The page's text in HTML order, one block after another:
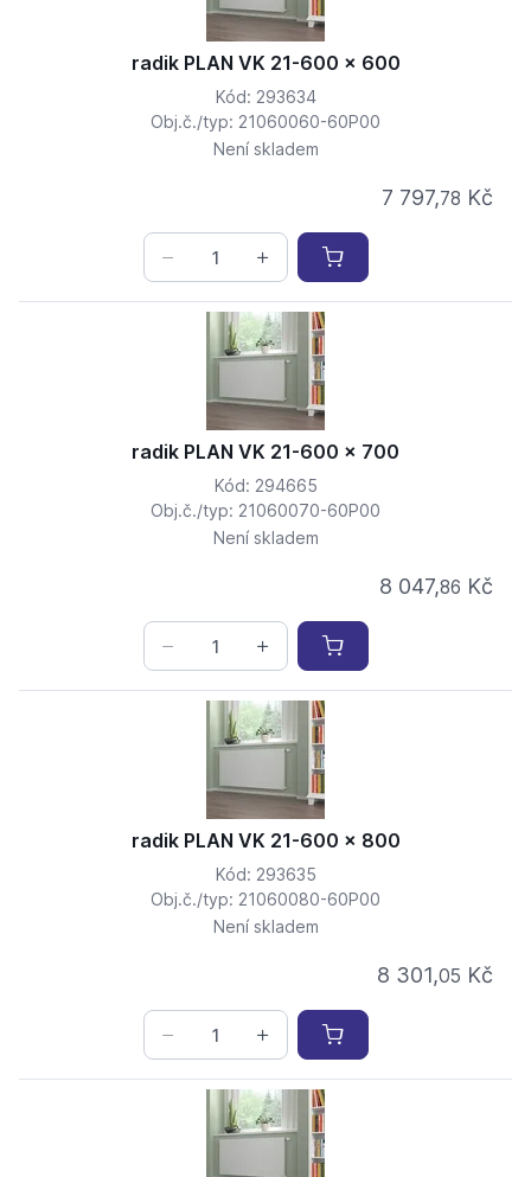
radik PLAN VK 21-600 x 600
Kód: 293634
Obj.č./typ: 21060060-60P00
Není skladem
7 797,78 Kč
radik PLAN VK 21-600 x 700
Kód: 294665
Obj.č./typ: 21060070-60P00
Není skladem
8 047,86 Kč
radik PLAN VK 21-600 x 800
Kód: 293635
Obj.č./typ: 21060080-60P00
Není skladem
8 301,05 Kč